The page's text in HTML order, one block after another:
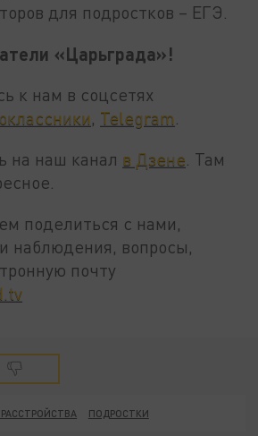
для подростков – ЕГЭ.
«Царьграда»!
к нам в соцсетях
, Telegram
на наш канал в Дзене . Там
поделиться с нами,
наблюдения, вопросы,
почту
ПОДРОСТКИ